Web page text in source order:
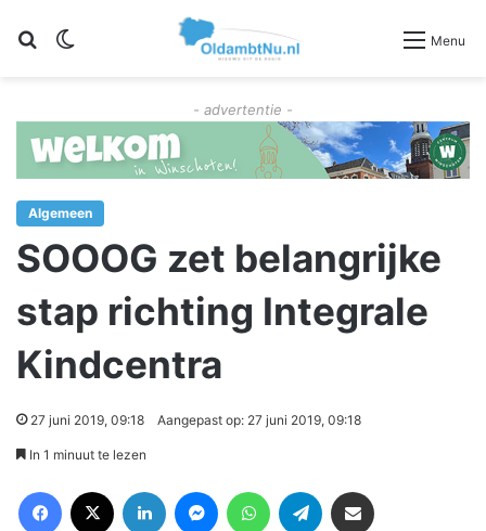
Zoeken Menu
- advertentie -
Algemeen
SOOOG zet belangrijke
stap richting Integrale
Kindcentra
27 juni 2019, 09:18 Aangepast op: 27 juni 2019, 09:18
In 1 minuut te lezen